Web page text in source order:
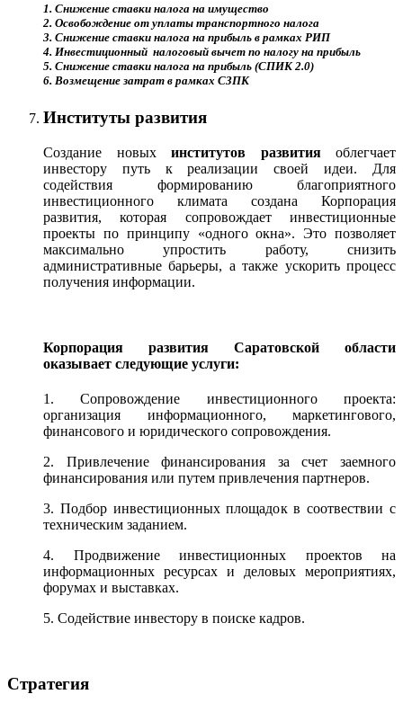
1. Снижение ставки налога на имущество
2. Освобождение от уплаты транспортного налога
3. Снижение ставки налога на прибыль в рамках РИП
4. Инвестиционный налоговый вычет по налогу на прибыль
5. Снижение ставки налога на прибыль (СПИК 2.0)
6. Возмещение затрат в рамках СЗПК
Институты развития
Создание новых институтов развитияоблегчает
инвестору путь к реализации своей идеи. Для
содействия формированию благоприятного
инвестиционного климата создана Корпорация
развития, которая сопровождает инвестиционные
проекты по принципу «одного окна». Это позволяет
максимально упростить работу, снизить
административные барьеры, а также ускорить процесс
получения информации.
Корпорация развития Саратовской области
оказывает следующие услуги:
1. Сопровождение инвестиционного проекта:
организация информационного, маркетингового,
финансового и юридического сопровождения.
2. Привлечение финансирования за счет заемного
финансирования или путем привлечения партнеров.
3. Подбор инвестиционных площадок в соотвествии с
техническим заданием.
4. Продвижение инвестиционных проектов на
информационных ресурсах и деловых мероприятиях,
форумах и выставках.
5. Содействие инвестору в поиске кадров.
Стратегия